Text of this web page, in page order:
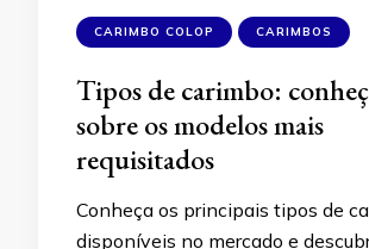
CARIMBO COLOP CARIMBOS
Tipos de carimbo:
sobre os modelos mais
requisitados
Conheça os principais tipos de
disponíveis no mercado e